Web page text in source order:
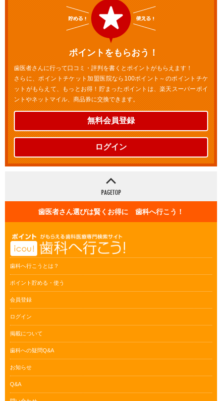
ポイントをもらおう！
歯医者さんに行って口コミ・評判を書くとポイントがもらえます！
さらに、ポイントチケット加盟医院なら100ポイント～のポイントチケ
ットがもらえて、もっとお得！貯まったポイントは、楽天スーパーポイ
ントやネットマイル、商品券に交換できます。
無料会員登録
ログイン
歯医者さん選びは賢くお得に 歯科へ行こう！
歯科へ行こうとは？
ポイント貯める・使う
会員登録
ログイン
掲載について
歯科への疑問Q&A
お知らせ
Q&A